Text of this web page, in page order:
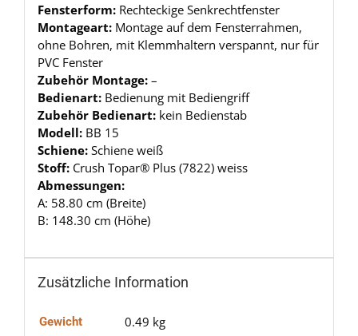
Fensterform: Rechteckige Senkrechtfenster
Montageart: Montage auf dem Fensterrahmen,
ohne Bohren, mit Klemmhaltern verspannt, nur für
PVC Fenster
Zubehör Montage: –
Bedienart: Bedienung mit Bediengriff
Zubehör Bedienart: kein Bedienstab
Modell: BB 15
Schiene: Schiene weiß
Stoff: Crush Topar® Plus (7822) weiss
Abmessungen:
A: 58.80 cm (Breite)
B: 148.30 cm (Höhe)
Zusätzliche Information
Gewicht 0.49 kg